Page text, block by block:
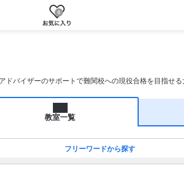
0
バイザーのサポートで難関校への現役合格を目指せ
教室一覧
フリーワードから探す